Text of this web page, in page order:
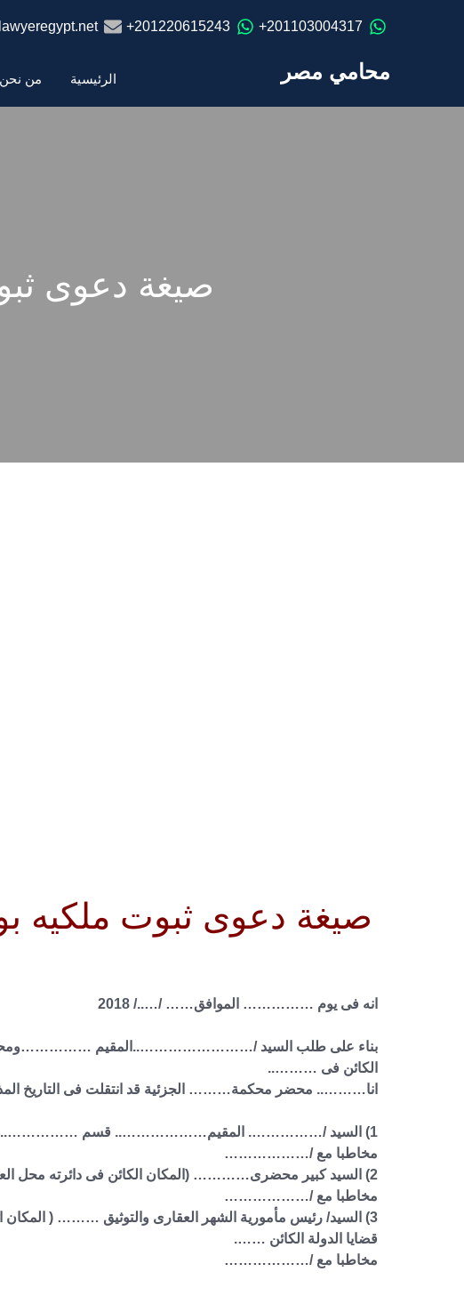
201103004317+
201220615243+
محامي مصر الرئيسية من نحن
صيغة دعوى
صيغة دعوى ثبوت ملكيه
انه فى يوم …………… الموافق…… /…../ 2018
بناء على طلب السيد /……………………..المقيم
الكائن فى ………..
انا……….. محضر محكمة……… الجزئية قد انتقلت فى التاريخ
1) السيد /……………. المقيم……………….. قسم …………….. محافظة………….
مخاطبا مع /………………
2) السيد كبير محضرى………… (المكان الكائن فى دائرته محل العقار ) بصفته ويلعن بمقر هيئة قضايا الدولة الكائن …….
مخاطبا مع /………………
3) السيد/ رئيس مأمورية الشهر العقارى والتوثيق ……… ( المكان
قضايا الدولة الكائن …….
مخاطبا مع /………………